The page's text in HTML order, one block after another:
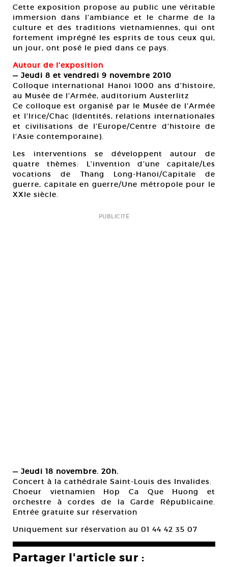
Cette exposition propose au public une véritable
immersion dans l’ambiance et le charme de la
culture et des traditions vietnamiennes, qui ont
fortement imprégné les esprits de tous ceux qui,
un jour, ont posé le pied dans ce pays.
Autour de l’exposition
— Jeudi 8 et vendredi 9 novembre 2010
Colloque international Hanoi 1000 ans d’histoire,
au Musée de l’Armée, auditorium Austerlitz
Ce colloque est organisé par le Musée de l’Armée
et l’Irice/Chac (Identités, relations internationales
et civilisations de l’Europe/Centre d’histoire de
l’Asie contemporaine).
Les interventions se développent autour de
quatre thèmes: L’invention d’une capitale/Les
vocations de Thang Long-Hanoi/Capitale de
guerre, capitale en guerre/Une métropole pour le
XXIe siècle.
PUBLICITÉ
— Jeudi 18 novembre. 20h.
Concert à la cathédrale Saint-Louis des Invalides.
Choeur vietnamien Hop Ca Que Huong et
orchestre à cordes de la Garde Républicaine.
Entrée gratuite sur réservation
Uniquement sur réservation au 01 44 42 35 07
Partager l'article sur :